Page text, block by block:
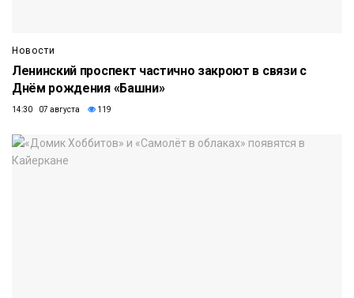
Новости
Ленинский проспект частично закроют в связи с
Днём рождения «Башни»
14:30 07 августа 119